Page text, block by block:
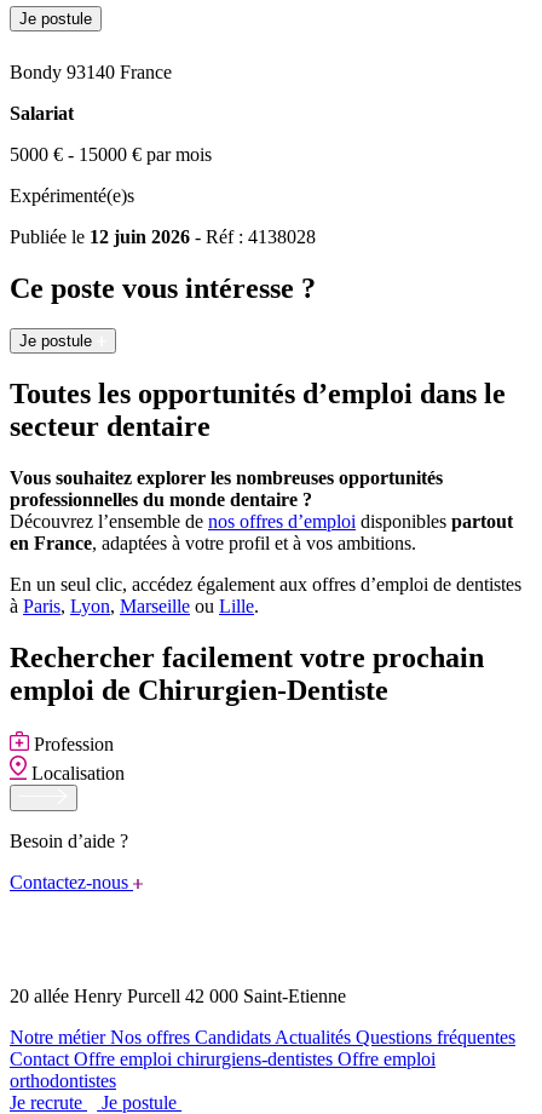
Je postule
Bondy 93140 France
Salariat
5000 € - 15000 € par mois
Expérimenté(e)s
Publiée le 12 juin 2026 - Réf : 4138028
Ce poste vous intéresse ?
Je postule
Toutes les opportunités d’emploi dans le
secteur dentaire
Vous souhaitez explorer les nombreuses opportunités
professionnelles du monde dentaire ?
Découvrez l’ensemble de nos offres d’emploi disponibles partout
en France, adaptées à votre profil et à vos ambitions.
En un seul clic, accédez également aux offres d’emploi de dentistes
à Paris, Lyon, Marseille ou Lille.
Rechercher facilement votre prochain
emploi de Chirurgien-Dentiste
Profession
Localisation
Besoin d’aide ?
Contactez-nous
20 allée Henry Purcell 42 000 Saint-Etienne
Notre métierNos offres Candidats Actualités Questions fréquentes
Contact Offre emploi chirurgiens-dentistes Offre emploi
orthodontistes
Je recrute
Je postule